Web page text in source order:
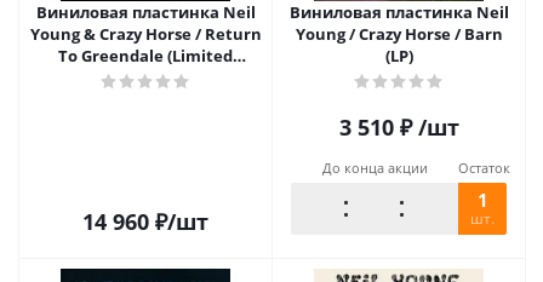
Виниловая пластинка Neil
Young & Crazy Horse / Return
To Greendale (Limited
Edition Box Set)
14 960 ₽/шт
Виниловая пластинка Neil
Young / Crazy Horse / Barn
(LP)
3 510₽ /шт
До конца акции Остаток
1
шт.